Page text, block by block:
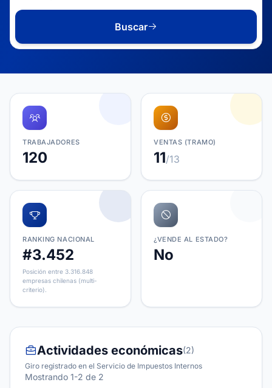
Buscar
TRABAJADORES
120
VENTAS (TRAMO)
11/13
RANKING NACIONAL
#3.452
Posición entre 3.316.848
empresas chilenas (multi-
criterio).
¿VENDE AL ESTADO?
No
Actividades económicas(2)
Giro registrado en el Servicio de Impuestos Internos
Mostrando 1-2 de 2